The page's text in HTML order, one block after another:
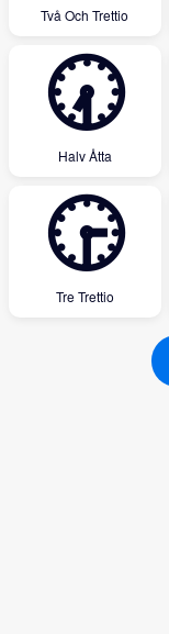
Två Och Trettio
🕢
Halv Åtta
🕞
Tre Trettio